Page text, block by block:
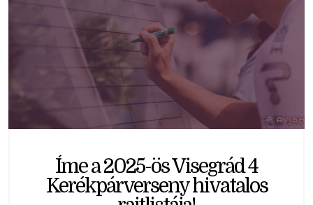
Íme a 2025-ös Visegrád 4
Kerékpárverseny hivatalos